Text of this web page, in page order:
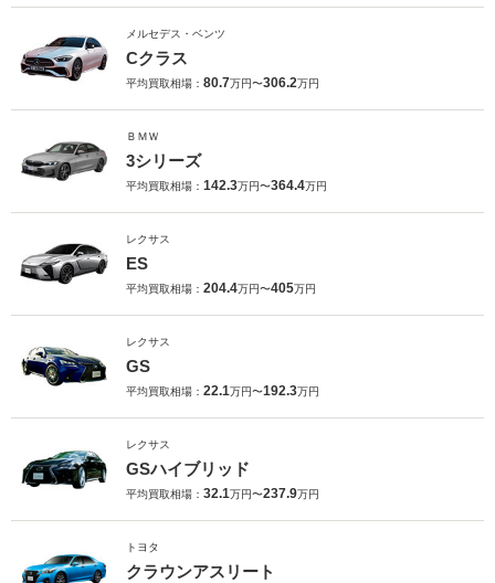
メルセデス・ベンツ
Cクラス
平均買取相場： 80.7万円〜306.2万円
ＢＭＷ
3シリーズ
平均買取相場： 142.3万円〜364.4万円
レクサス
ES
平均買取相場： 204.4万円〜405万円
レクサス
GS
平均買取相場： 22.1万円〜192.3万円
レクサス
GSハイブリッド
平均買取相場： 32.1万円〜237.9万円
トヨタ
クラウンアスリート